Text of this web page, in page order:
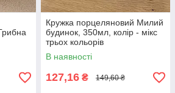
Кружка порцеляновий Милий
будинок, 350мл, колір - мікс
трьох кольорів
В наявності
127,16 ₴ 149,60 ₴